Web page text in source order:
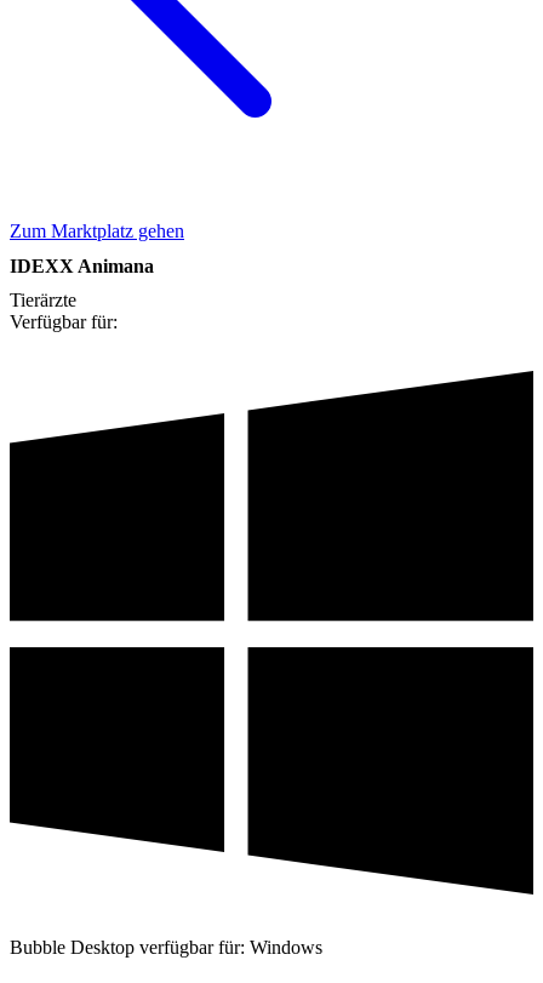
Zum Marktplatz gehen
IDEXX Animana
Tierärzte
Verfügbar für:
Bubble Desktop verfügbar für: Windows